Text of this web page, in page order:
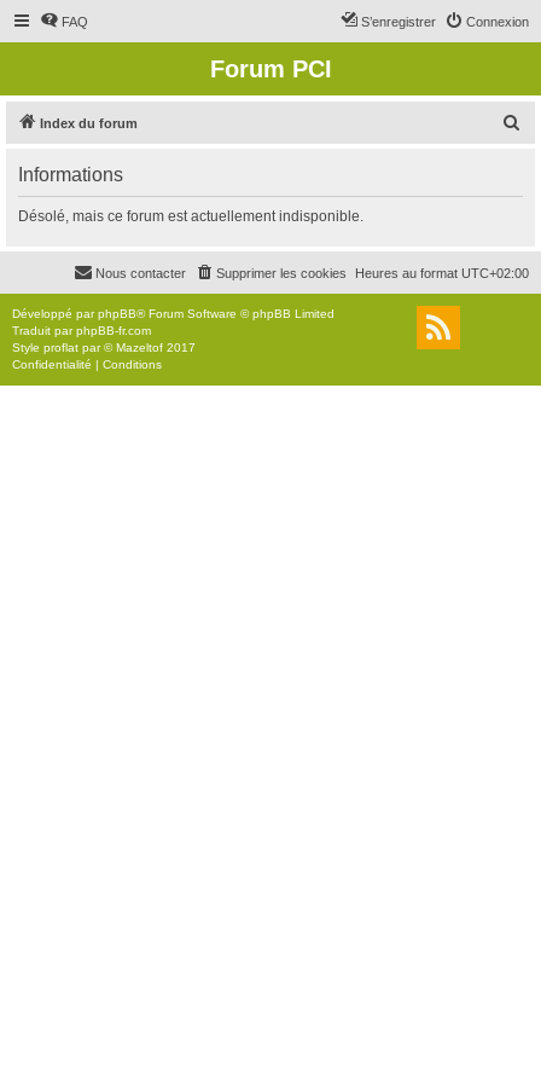
FAQ Connexion
S’enregistrer
Forum PCI
Index du forum
r
c
r
Informations
Désolé, mais ce forum est actuellement indisponible.
Heures au format UTC+02:00
Supprimer les cookies
Nous contacter
Développé parphpBB® Forum Software © phpBB Limited
Traduit parphpBB-fr.com
Style proflat par ©Mazeltof 2017
Confidentialité | Conditions